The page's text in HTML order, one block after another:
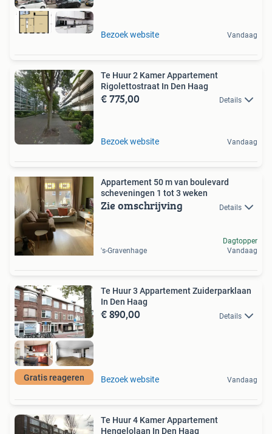
Bezoek website Vandaag
Te Huur 2 Kamer Appartement
Rigolettostraat In Den Haag
€ 775,00 Details
Bezoek website Vandaag
Appartement 50 m van boulevard
scheveningen 1 tot 3 weken
Zie omschrijving Details
's-Gravenhage
Dagtopper
Vandaag
Gratis reageren
Te Huur 3 Appartement Zuiderparklaan
In Den Haag
€ 890,00 Details
Bezoek website Vandaag
Te Huur 4 Kamer Appartement
Hengelolaan In Den Haag